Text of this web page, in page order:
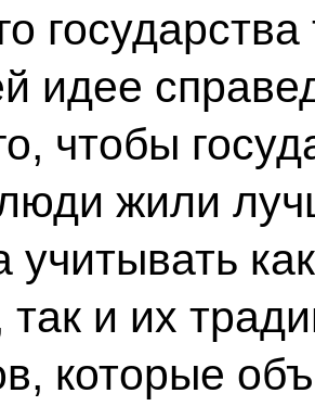
идее
чтобы
жили
учитывать
и их
которые